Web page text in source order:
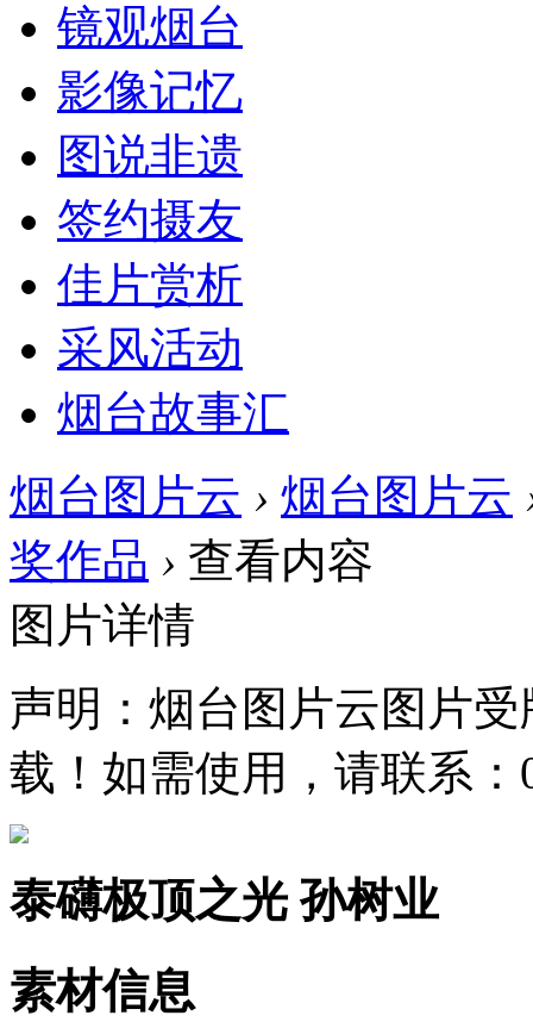
镜观烟台
影像记忆
图说非遗
签约摄友
佳片赏析
采风活动
烟台故事汇
烟台图片云 › 烟台图片云
奖作品 › 查看内容
图片详情
声明：烟台图片云图片
载！如需使用，请联系：
泰礴极顶之光 孙树业
素材信息